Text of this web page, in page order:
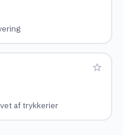
af trykkerier